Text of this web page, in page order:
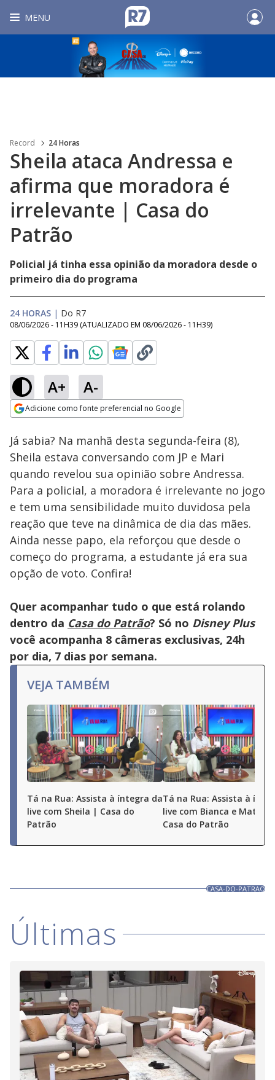
MENU
Record 24 Horas
Sheila ataca Andressa e
afirma que moradora é
irrelevante | Casa do
Patrão
Policial já tinha essa opinião da moradora desde o
primeiro dia do programa
24 HORAS | Do R7
08/06/2026 - 11H39 (ATUALIZADO EM 08/06/2026 - 11H39)
A+ A-
Adicione como fonte preferencial no Google
Ativar
Loaded
24.87%
Já sabia? Na manhã desta segunda-feira (8),
Sheila estava conversando com JP e Mari
quando revelou sua opinião sobre Andressa.
Para a policial, a moradora é irrelevante no jogo
e tem uma sensibilidade muito duvidosa pela
reação que teve na dinâmica de dia das mães.
Ainda nesse papo, ela reforçou que desde o
começo do programa, a estudante já era sua
opção de voto. Confira!
Quer acompanhar tudo o que está rolando
dentro da Casa do Patrão? Só no Disney Plus
você acompanha 8 câmeras exclusivas, 24h
por dia, 7 dias por semana.
VEJA TAMBÉM
Tá na Rua: Assista à íntegra da
live com Sheila | Casa do
Patrão
Tá na Rua: Assista à
live com Bianca e
Casa do Patrão
CASA-DO-PATRAO
Últimas